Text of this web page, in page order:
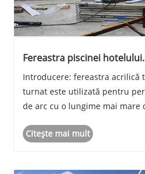
Fereastra piscinei hotelului.
Introducere: fereastra acrilică
turnat este utilizată pentru
de arc cu o lungime mai mare
Citeşte mai mult